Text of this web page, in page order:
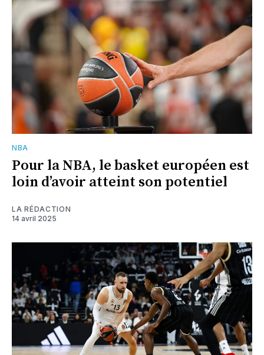
NBA
Pour la NBA, le basket européen est
loin d’avoir atteint son potentiel
LA RÉDACTION
14 avril 2025